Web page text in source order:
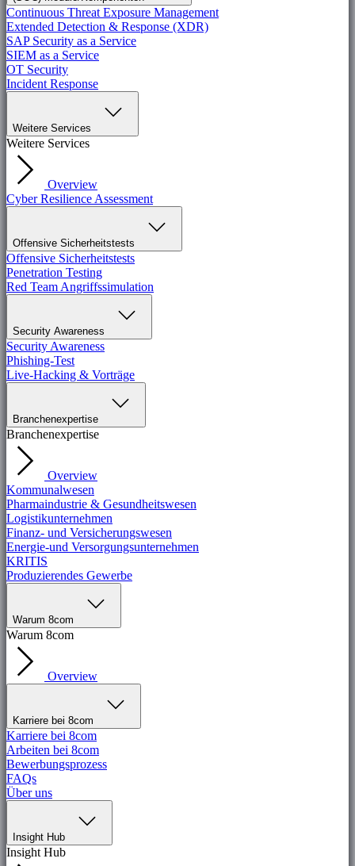
Continuous Threat Exposure Management
Extended Detection & Response (XDR)
SAP Security as a Service
SIEM as a Service
OT Security
Incident Response
Weitere Services
Weitere Services
Overview
Cyber Resilience Assessment
Offensive Sicherheitstests
Offensive Sicherheitstests
Penetration Testing
Red Team Angriffssimulation
Security Awareness
Security Awareness
Phishing-Test
Live-Hacking & Vorträge
Branchenexpertise
Branchenexpertise
Overview
Kommunalwesen
Pharmaindustrie & Gesundheitswesen
Logistikunternehmen
Finanz- und Versicherungswesen
Energie-und Versorgungsunternehmen
KRITIS
Produzierendes Gewerbe
Warum 8com
Warum 8com
Overview
Karriere bei 8com
Karriere bei 8com
Arbeiten bei 8com
Bewerbungsprozess
FAQs
Über uns
Insight Hub
Insight Hub